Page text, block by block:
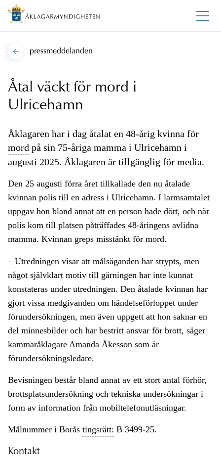
pressmeddelanden
Åtal väckt för mord i
Ulricehamn
Åklagaren har i dag åtalat en 48-årig kvinna för
mord på sin 75-åriga mamma i Ulricehamn i
augusti 2025. Åklagaren är tillgänglig för media.
Den 25 augusti förra året tillkallade den nu åtalade
kvinnan polis till en adress i Ulricehamn. I larmsamtalet
uppgav hon bland annat att en person hade dött, och när
polis kom till platsen påträffades 48-åringens avlidna
mamma. Kvinnan greps misstänkt för mord.
– Utredningen visar att målsäganden har strypts, men
något självklart motiv till gärningen har inte kunnat
konstateras under utredningen. Den åtalade kvinnan har
gjort vissa medgivanden om händelseförloppet under
förundersökningen, men även uppgett att hon saknar en
del minnesbilder och har bestritt ansvar för brott, säger
kammaråklagare Amanda Åkesson som är
förundersökningsledare.
Bevisningen består bland annat av ett stort antal förhör,
brottsplatsundersökning och tekniska undersökningar i
form av information från mobiltelefonutläsningar.
Målnummer i Borås tingsrätt: B 3499-25.
Kontakt